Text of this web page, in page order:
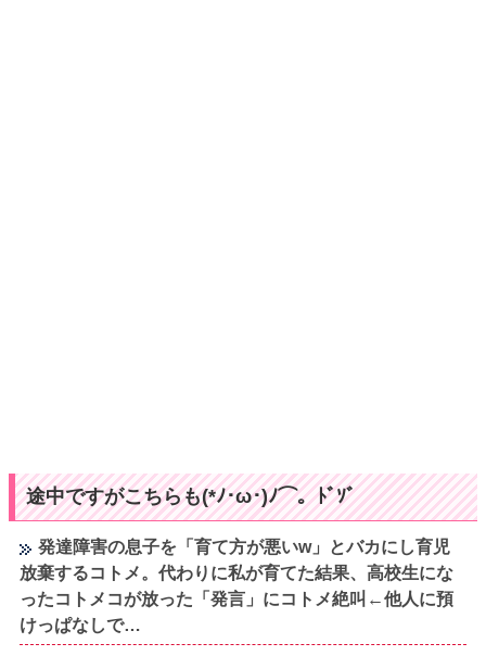
途中ですがこちらも(*ﾉ･ω･)ﾉ⌒。ﾄﾞｿﾞ
発達障害の息子を「育て方が悪いw」とバカにし育児
放棄するコトメ。代わりに私が育てた結果、高校生にな
ったコトメコが放った「発言」にコトメ絶叫←他人に預
けっぱなしで…